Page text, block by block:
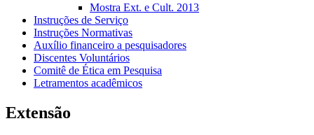
Mostra Ext. e Cult. 2013
Instruções de Serviço
Instruções Normativas
Auxílio financeiro a pesquisadores
Discentes Voluntários
Comitê de Ética em Pesquisa
Letramentos acadêmicos
Extensão